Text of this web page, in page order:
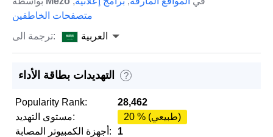
متصفحات الخاطفين
ترجمة الى:
العربية
التهديدات بطاقة الأداء ?
Popularity Rank:
28,462
مستوى التهديد:
20 % (طبيعي)
أجهزة الكمبيوتر المصابة:
1